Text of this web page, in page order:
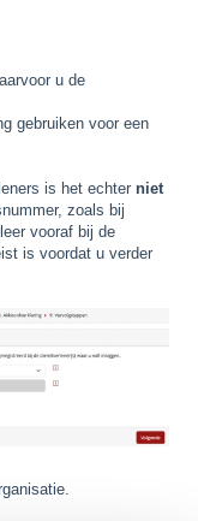
u de
gebruiken voor een
is het echter niet
zoals bij
vooraf bij de
is voordat u verder